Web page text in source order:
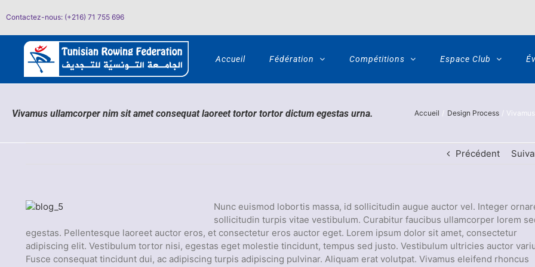
auContactez-nous: (+216) 71 755 696
Accueil Fédération Compétitions Espace Club
Vivamus ullamcorper nim sit amet consequat laoreet tortor tortor dictum egestas urna. Accueil Design Process
Précédent
Nunc euismod lobortis massa, id sollicitudin augue auctor vel. Integer
sollicitudin turpis vitae vestibulum. Curabitur faucibus ullamcorper lorem
egestas. Pellentesque laoreet auctor eros, et consectetur eros auctor eget. Lorem ipsum dolor sit amet, consectetur
adipiscing elit. Vestibulum tortor nisi, egestas eget molestie tincidunt, tempus sed justo. Vestibulum ultricies auctor
Fusce consequat tincidunt dui, ac adipiscing turpis adipiscing pulvinar. Aliquam erat volutpat. Vivamus eleifend rhoncus